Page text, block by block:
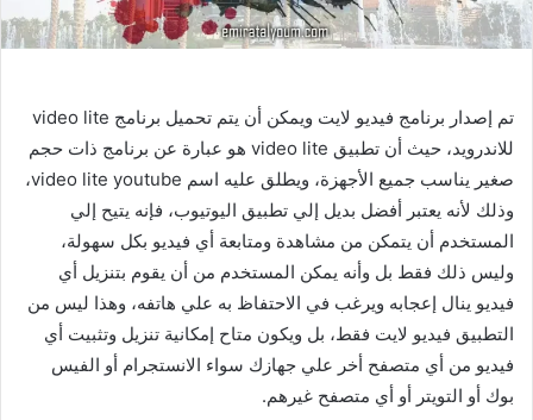
تم إصدار برنامج فيديو لايت ويمكن أن يتم تحميل برنامج video lite
للاندرويد، حيث أن تطبيق video lite هو عبارة عن برنامج ذات حجم
صغير يناسب جميع الأجهزة، ويطلق عليه اسم video lite youtube،
وذلك لأنه يعتبر أفضل بديل إلي تطبيق اليوتيوب، فإنه يتيح إلي
المستخدم أن يتمكن من مشاهدة ومتابعة أي فيديو بكل سهولة،
وليس ذلك فقط بل وأنه يمكن المستخدم من أن يقوم بتنزيل أي
فيديو ينال إعجابه ويرغب في الاحتفاظ به علي هاتفه، وهذا ليس من
التطبيق فيديو لايت فقط، بل ويكون متاح إمكانية تنزيل وتثبيت أي
فيديو من أي متصفح أخر علي جهازك سواء الانستجرام أو الفيس
بوك أو التويتر أو أي متصفح غيرهم.